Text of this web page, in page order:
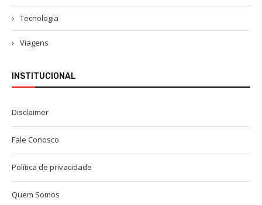
Tecnologia
Viagens
INSTITUCIONAL
Disclaimer
Fale Conosco
Política de privacidade
Quem Somos